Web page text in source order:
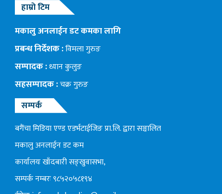
हाम्रो टिम
मकालु अनलाईन डट कमका लागि
प्रबन्ध निर्देशक :विमला गुरुङ
सम्पादक :ध्यान कुलुङ
सहसम्पादक :चक्र गुरुङ
सम्पर्क
बगैंचा मिडिया एण्ड एडर्भटाईजिङ प्रा.लि. द्वारा सञ्चालित
मकालु अनलाईन डट कम
कार्यालयः खाँदबारी सङ्खुवासभा,
सम्पर्क नम्बरः ९८५२०५८१९४